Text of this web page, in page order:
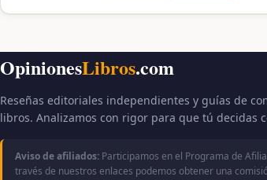
OpinionesLibros.com
Reseñas editoriales independientes y guías de
libros. Analizamos con rigor para que tú decidas
Aviso de afiliados: Participamos en el Programa de
través de nuestros enlaces podemos obtener una